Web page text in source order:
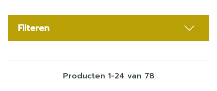
Filteren
Producten 1-24 van 78